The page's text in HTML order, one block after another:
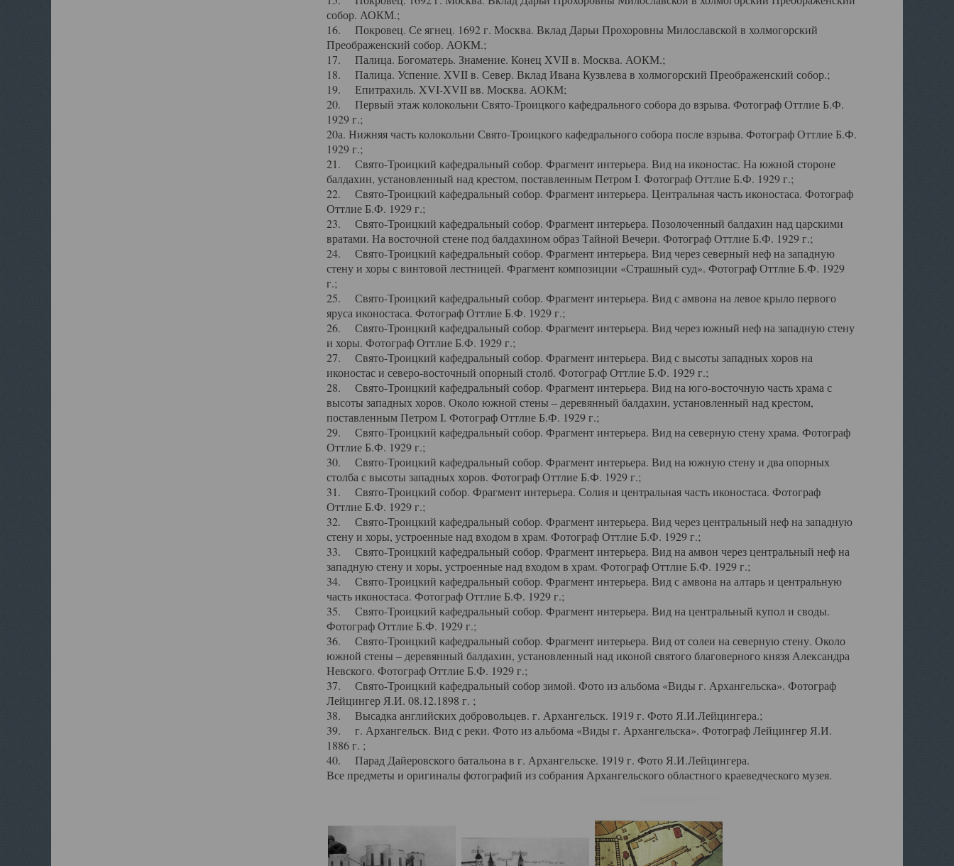
собор. АОКМ.;
16. Покровец. Се ягнец. 1692 г. Москва. Вклад Дарьи Прохоровны Милославской в холмогорский
Преображенский собор. АОКМ.;
17. Палица. Богоматерь. Знамение. Конец XVII в. Москва. АОКМ.;
18. Палица. Успение. XVII в. Север. Вклад Ивана Кузвлева в холмогорский Преображенский собор.;
19. Епитрахиль. XVI-XVII вв. Москва. АОКМ;
20. Первый этаж колокольни Свято-Троицкого кафедрального собора до взрыва. Фотограф Оттлие Б.Ф.
1929 г.;
20а. Нижняя часть колокольни Свято-Троицкого кафедрального собора после взрыва. Фотограф Оттлие Б.Ф.
1929 г.;
21. Свято-Троицкий кафедральный собор. Фрагмент интерьера. Вид на иконостас. На южной стороне
балдахин, установленный над крестом, поставленным Петром I. Фотограф Оттлие Б.Ф. 1929 г.;
22. Свято-Троицкий кафедральный собор. Фрагмент интерьера. Центральная часть иконостаса. Фотограф
Оттлие Б.Ф. 1929 г.;
23. Свято-Троицкий кафедральный собор. Фрагмент интерьера. Позолоченный балдахин над царскими
вратами. На восточной стене под балдахином образ Тайной Вечери. Фотограф Оттлие Б.Ф. 1929 г.;
24. Свято-Троицкий кафедральный собор. Фрагмент интерьера. Вид через северный неф на западную
стену и хоры с винтовой лестницей. Фрагмент композиции «Страшный суд». Фотограф Оттлие Б.Ф. 1929
г.;
25. Свято-Троицкий кафедральный собор. Фрагмент интерьера. Вид с амвона на левое крыло первого
яруса иконостаса. Фотограф Оттлие Б.Ф. 1929 г.;
26. Свято-Троицкий кафедральный собор. Фрагмент интерьера. Вид через южный неф на западную стену
и хоры. Фотограф Оттлие Б.Ф. 1929 г.;
27. Свято-Троицкий кафедральный собор. Фрагмент интерьера. Вид с высоты западных хоров на
иконостас и северо-восточный опорный столб. Фотограф Оттлие Б.Ф. 1929 г.;
28. Свято-Троицкий кафедральный собор. Фрагмент интерьера. Вид на юго-восточную часть храма с
высоты западных хоров. Около южной стены – деревянный балдахин, установленный над крестом,
поставленным Петром I. Фотограф Оттлие Б.Ф. 1929 г.;
29. Свято-Троицкий кафедральный собор. Фрагмент интерьера. Вид на северную стену храма. Фотограф
Оттлие Б.Ф. 1929 г.;
30. Свято-Троицкий кафедральный собор. Фрагмент интерьера. Вид на южную стену и два опорных
столба с высоты западных хоров. Фотограф Оттлие Б.Ф. 1929 г.;
31. Свято-Троицкий собор. Фрагмент интерьера. Солия и центральная часть иконостаса. Фотограф
Оттлие Б.Ф. 1929 г.;
32. Свято-Троицкий кафедральный собор. Фрагмент интерьера. Вид через центральный неф на западную
стену и хоры, устроенные над входом в храм. Фотограф Оттлие Б.Ф. 1929 г.;
33. Свято-Троицкий кафедральный собор. Фрагмент интерьера. Вид на амвон через центральный неф на
западную стену и хоры, устроенные над входом в храм. Фотограф Оттлие Б.Ф. 1929 г.;
34. Свято-Троицкий кафедральный собор. Фрагмент интерьера. Вид с амвона на алтарь и центральную
часть иконостаса. Фотограф Оттлие Б.Ф. 1929 г.;
35. Свято-Троицкий кафедральный собор. Фрагмент интерьера. Вид на центральный купол и своды.
Фотограф Оттлие Б.Ф. 1929 г.;
36. Свято-Троицкий кафедральный собор. Фрагмент интерьера. Вид от солеи на северную стену. Около
южной стены – деревянный балдахин, установленный над иконой святого благоверного князя Александра
Невского. Фотограф Оттлие Б.Ф. 1929 г.;
37. Свято-Троицкий кафедральный собор зимой. Фото из альбома «Виды г. Архангельска». Фотограф
Лейцингер Я.И. 08.12.1898 г. ;
38. Высадка английских добровольцев. г. Архангельск. 1919 г. Фото Я.И.Лейцингера.;
39. г. Архангельск. Вид с реки. Фото из альбома «Виды г. Архангельска». Фотограф Лейцингер Я.И.
1886 г. ;
40. Парад Дайеровского батальона в г. Архангельске. 1919 г. Фото Я.И.Лейцингера.
Все предметы и оригиналы фотографий из собрания Архангельского областного краеведческого музея.